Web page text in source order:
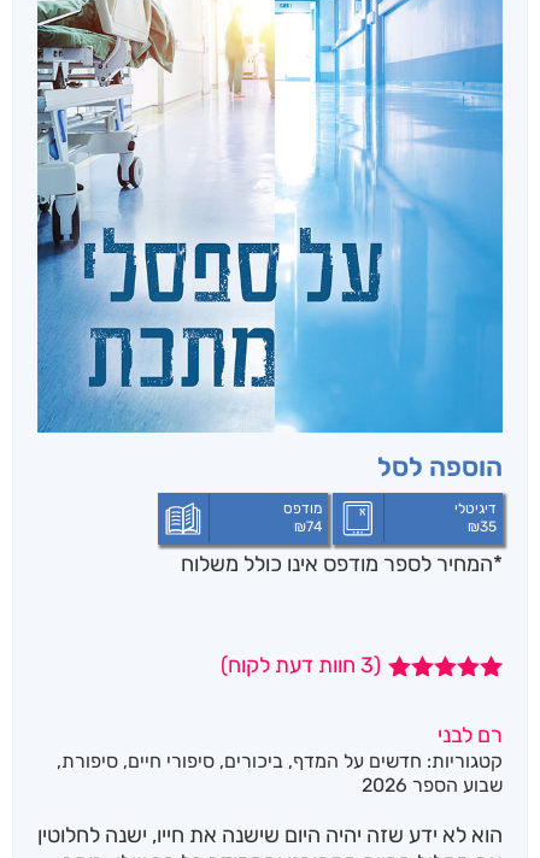
הוספה לסל
דיגיטלי
₪35
מודפס
₪74
*המחיר לספר מודפס אינו כולל משלוח
מבוסס על
דירוגים של
לקוחות
(
3 חוות דעת לקוח)
רם לבני
קטגוריות: חדשים על המדף, ביכורים, סיפורי חיים, סיפורת,
שבוע הספר 2026
הוא לא ידע שזה יהיה היום שישנה את חייו, ישנה לחלוטין